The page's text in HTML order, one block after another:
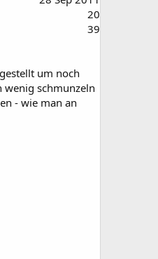
20
39
um noch
wenig schmunzeln
- wie man an